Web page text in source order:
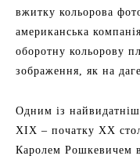
вжитку кольорова
американська
оборотну кольорову
зображення, як на
Одним із
ХІХ – початку ХХ
Каролем Рошкевичем